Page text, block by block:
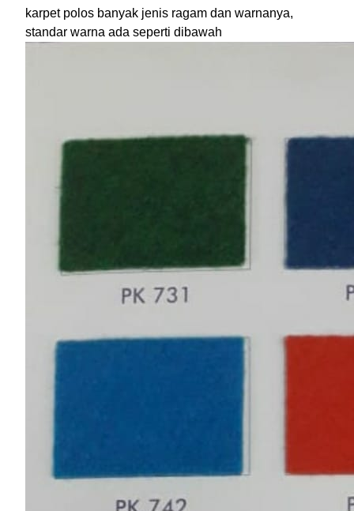
karpet polos banyak jenis ragam dan warnanya,
standar warna ada seperti dibawah